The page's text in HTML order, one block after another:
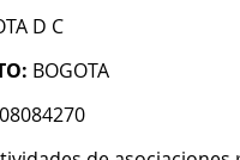
D C
BOGOTA